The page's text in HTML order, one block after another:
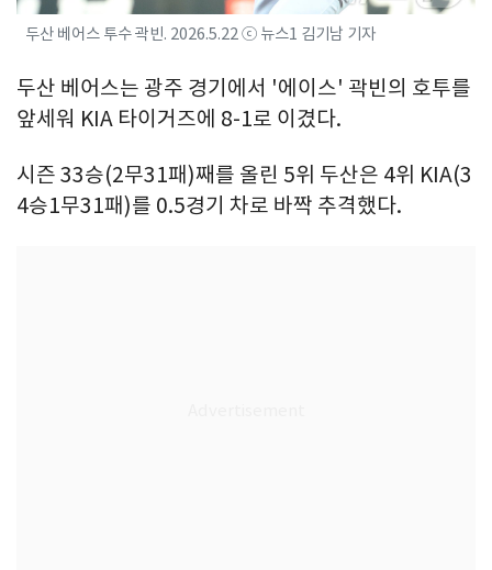
두산 베어스 투수 곽빈. 2026.5.22 ⓒ 뉴스1 김기남 기자
두산 베어스는 광주 경기에서 '에이스' 곽빈의 호투를
앞세워 KIA 타이거즈에 8-1로 이겼다.
시즌 33승(2무31패)째를 올린 5위 두산은 4위 KIA(3
4승1무31패)를 0.5경기 차로 바짝 추격했다.